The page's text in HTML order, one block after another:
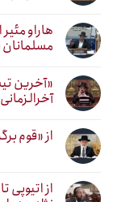
هاراو
«آخرین
از «قوم
از